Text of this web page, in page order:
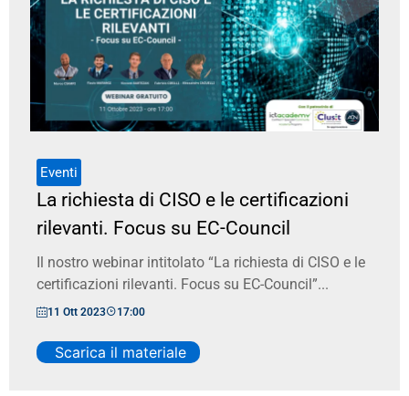
Eventi
La richiesta di CISO e le certificazioni
rilevanti. Focus su EC-Council
Il nostro webinar intitolato “La richiesta di CISO e le
certificazioni rilevanti. Focus su EC-Council”...
11 Ott 2023 17:00
Scarica il materiale